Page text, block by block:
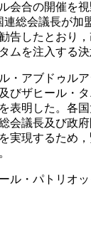
会合の開催を
連総会議長が加
告したとおり
ムを注入する決
・アブドゥル
びザヒール・
表明した。各国
会議長及び政
実現するため
ル・パトリオッ